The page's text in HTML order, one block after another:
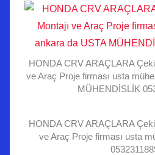
HONDA CRV ARAÇLARA
ve Araç Proje firması usta
MÜHENDİSLİK
HONDA CRV ARAÇLARA
ve Araç Proje firması usta